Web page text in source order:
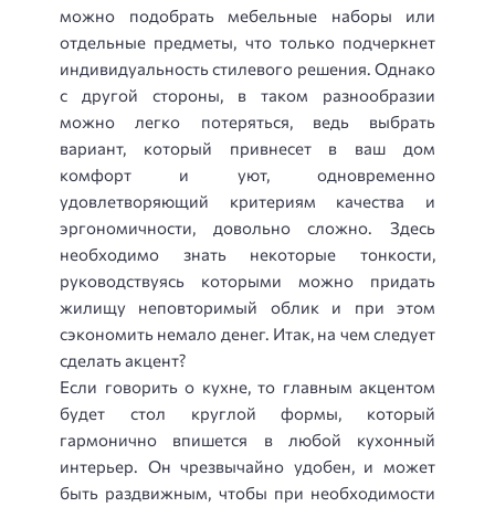
можно подобрать мебельные наборы или
отдельные предметы, что только подчеркнет
индивидуальность стилевого решения. Однако
с другой стороны, в таком разнообразии
можно легко потеряться, ведь выбрать
вариант, который привнесет в ваш дом
комфорт и уют, одновременно
удовлетворяющий критериям качества и
эргономичности, довольно сложно. Здесь
необходимо знать некоторые тонкости,
руководствуясь которыми можно придать
жилищу неповторимый облик и при этом
сэкономить немало денег. Итак, на чем следует
сделать акцент?
Если говорить о кухне, то главным акцентом
будет стол круглой формы, который
гармонично впишется в любой кухонный
интерьер. Он чрезвычайно удобен, и может
быть раздвижным, чтобы при необходимости